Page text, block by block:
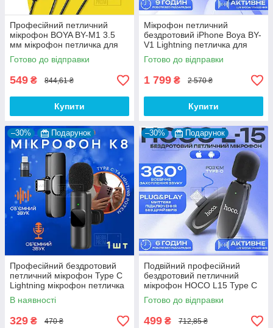
Професійний петличний
мікрофон BOYA BY-M1 3.5
мм мікрофон петличка для
телефону петличка для пк
камери
Готово до відправки
549 ₴ 844,61 ₴
Купити
Мікрофон петличний
бездротовий iPhone Boya BY-
V1 Lightning петличка для
айфона телефону
Готово до відправки
1 799 ₴ 2 570 ₴
Купити
–30% Подарунок
Професійний бездротовий
петличний мікрофон Type C
Lightning мікрофон петличка
для айфона iphone андроїд
В наявності
329 ₴ 470 ₴
–30% Подарунок
Подвійний професійний
бездротовий петличний
мікрофон HOCO L15 Type C
мікрофон-петличка для
телефона
Готово до відправки
499 ₴ 712,85 ₴